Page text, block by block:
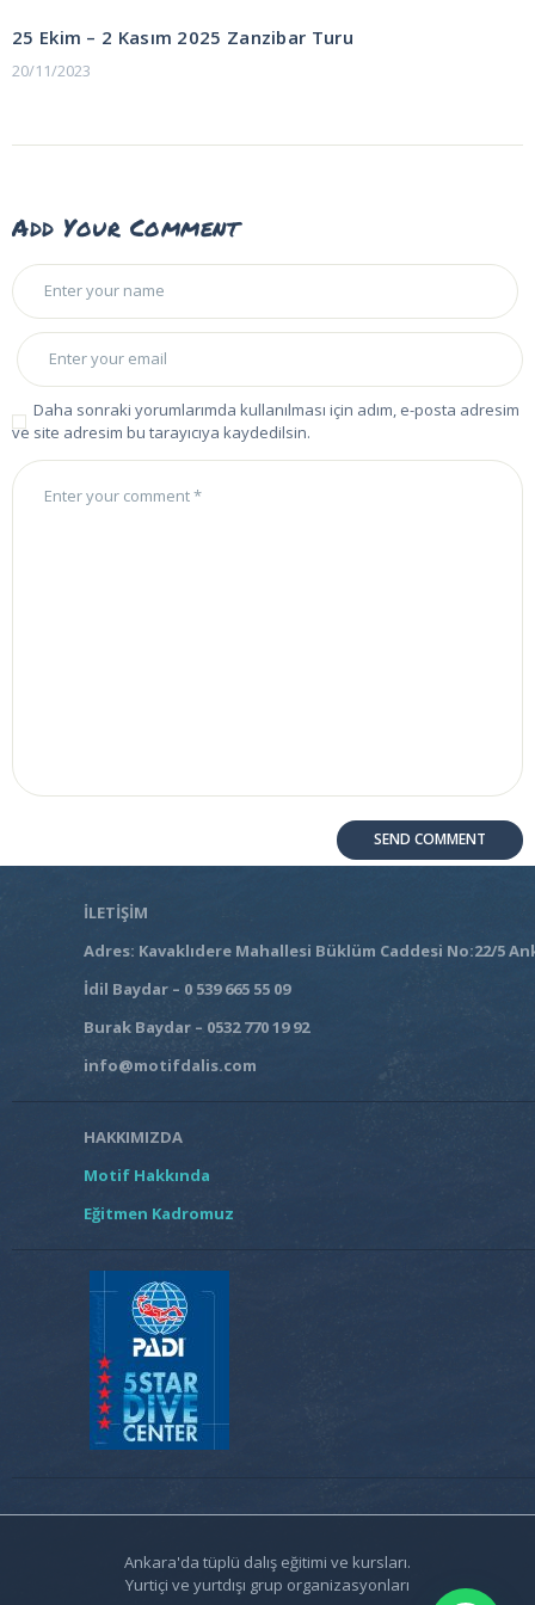
gezinmesi
25 Ekim – 2 Kasım 2025 Zanzibar Turu
20/11/2023
Add Your Comment
Daha sonraki yorumlarımda kullanılması için adım, e-posta adresim
ve site adresim bu tarayıcıya kaydedilsin.
İLETİŞİM
Adres: Kavaklıdere Mahallesi Büklüm Caddesi No:22/5
İdil Baydar – 0 539 665 55 09
Burak Baydar – 0532 770 19 92
info@motifdalis.com
HAKKIMIZDA
Motif Hakkında
Eğitmen Kadromuz
Ankara'da tüplü dalış eğitimi ve kursları.
Yurtiçi ve yurtdışı grup organizasyonları